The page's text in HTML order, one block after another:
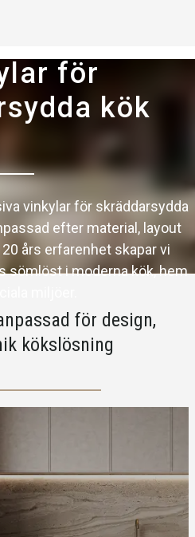
för
kök
vinkylar för skräddarsydda
efter material, layout
års erfarenhet skapar vi
sömlöst i moderna kök, hem
för design,
kökslösning